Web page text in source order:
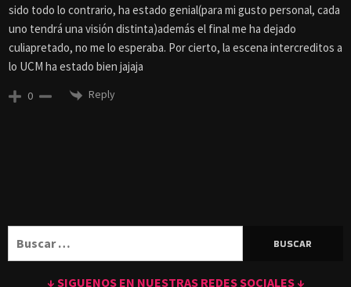
sido todo lo contrario, ha estado genial(para mi gusto personal, cada
uno tendrá una visión distinta)además el final me ha dejado
culiapretado, no me lo esperaba. Por cierto, la escena intercreditos a
lo UCM ha estado bien jajaja
0 Reply
↓ SIGUENOS EN NUESTRAS REDES SOCIALES ↓